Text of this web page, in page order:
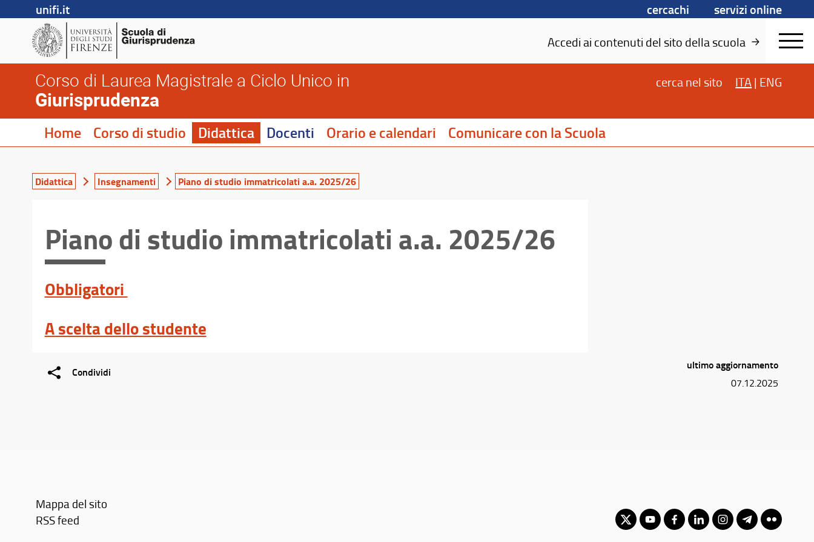
unifi.it cercachi
servizi online
Accedi ai contenuti del sito della scuola
Corso di Laurea Magistrale a Ciclo Unico in
Giurisprudenza
cerca nel sito ITA | ENG
Home Corso di studio Didattica Docenti Orario e calendari Comunicare con la Scuola
Didattica Insegnamenti Piano di studio immatricolati a.a. 2025/26
Piano di studio immatricolati a.a. 2025/26
Obbligatori
A scelta dello studente
Condividi
ultimo aggiornamento
07.12.2025
Mappa del sito
RSS feed